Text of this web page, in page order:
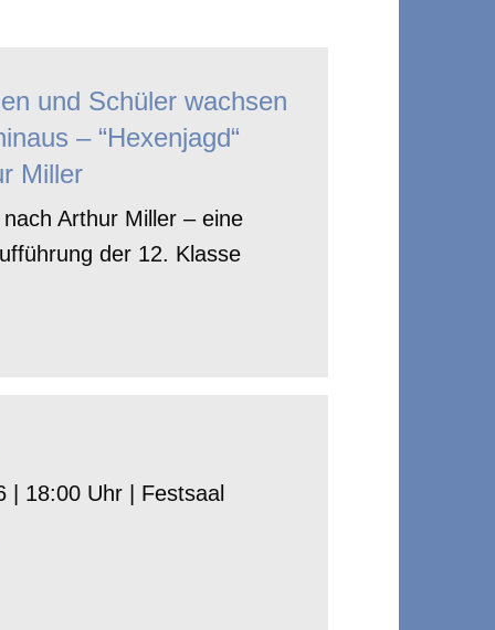
und Schüler wachsen
– “Hexenjagd“
Miller
nach Arthur Miller – eine
der 12. Klasse
| 18:00 Uhr | Festsaal